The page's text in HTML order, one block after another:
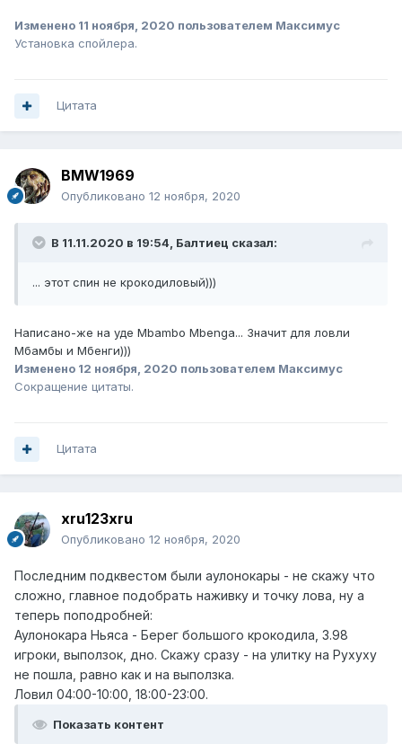
Изменено 11 ноября, 2020 пользователем Максимус
Установка спойлера.
Цитата
BMW1969
Опубликовано 12 ноября, 2020
В 11.11.2020 в 19:54, Балтиец сказал:
... этот спин не крокодиловый)))
Написано-же на уде Mbambo Mbenga... Значит для ловли
Мбамбы и Мбенги)))
Изменено 12 ноября, 2020 пользователем Максимус
Сокращение цитаты.
Цитата
xru123xru
Опубликовано 12 ноября, 2020
Последним подквестом были аулонокары - не скажу что
сложно, главное подобрать наживку и точку лова, ну а
теперь поподробней:
Аулонокара Ньяса - Берег большого крокодила, 3.98
игроки, выползок, дно. Скажу сразу - на улитку на Рухуху
не пошла, равно как и на выползка.
Ловил 04:00-10:00, 18:00-23:00.
Показать контент